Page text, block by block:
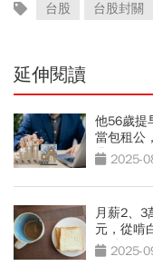
台股 台股封關
延伸閱讀
他56歲提
當包租公
輩子2025-
月薪2、3
元，從啃
關鍵2025-